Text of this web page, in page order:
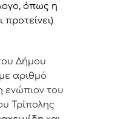
όπως η
προτείνει)
Δήμου
με αριθμό
ενώπιον του
Τρίπολης